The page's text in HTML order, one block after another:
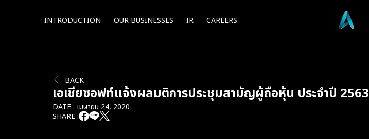
INTRODUCTION OUR BUSINESSES IR CAREERS
BACK
เอเชียซอฟท์แจ้งผลมติการประชุมสามัญผู้ถือหุ้น ประจำปี 2563
DATE : เมษายน 24, 2020
SHARE :